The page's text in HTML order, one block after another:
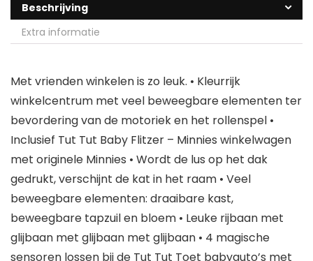
Beschrijving
Extra informatie
Met vrienden winkelen is zo leuk. • Kleurrijk
winkelcentrum met veel beweegbare elementen ter
bevordering van de motoriek en het rollenspel •
Inclusief Tut Tut Baby Flitzer – Minnies winkelwagen
met originele Minnies • Wordt de lus op het dak
gedrukt, verschijnt de kat in het raam • Veel
beweegbare elementen: draaibare kast,
beweegbare tapzuil en bloem • Leuke rijbaan met
glijbaan met glijbaan met glijbaan • 4 magische
sensoren lossen bij de Tut Tut Toet babyauto’s met